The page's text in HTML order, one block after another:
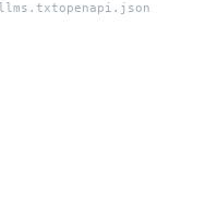
llms.txtopenapi.json